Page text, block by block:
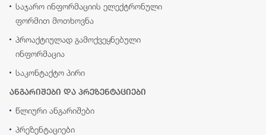
საჯარო ინფორმაციის ელექტრონული
ფორმით მოთხოვნა
პროაქტიულად გამოქვეყნებული
ინფორმაცია
საკონტაქტო პირი
ანგარიშები და პრეზენტაციები
წლიური ანგარიშები
პრეზენტაციები